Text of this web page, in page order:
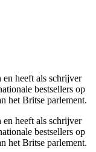
heeft als schrijver
bestsellers op
het Britse parlement.
heeft als schrijver
bestsellers op
het Britse parlement.